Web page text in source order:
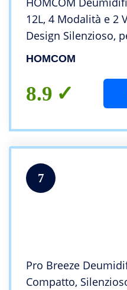
12L, 4 Modalità e 2
Design Silenzioso,
Cucina, Bianco
HOMCOM
8.9
7
Pro Breeze
Compatto,